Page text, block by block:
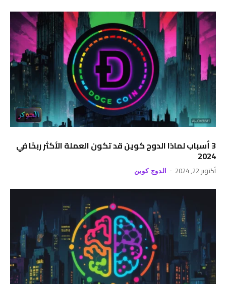
3 أسباب لماذا الدوج كوين قد تكون العملة الأكثر ربحًا في
2024
أكتوبر 22, 2024 الدوج كوين